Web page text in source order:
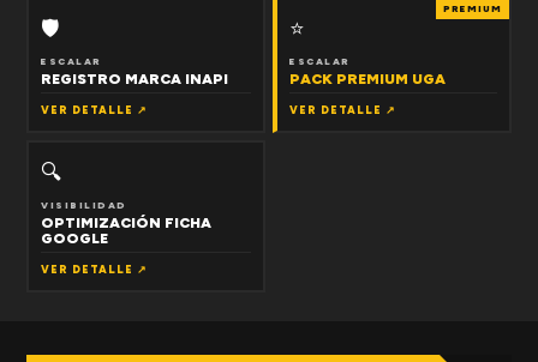
🛡
ESCALAR
REGISTRO MARCA INAPI
VER DETALLE ↗
PREMIUM
⭐
ESCALAR
PACK PREMIUM UGA
VER DETALLE ↗
🔍
VISIBILIDAD
OPTIMIZACIÓN FICHA
GOOGLE
VER DETALLE ↗